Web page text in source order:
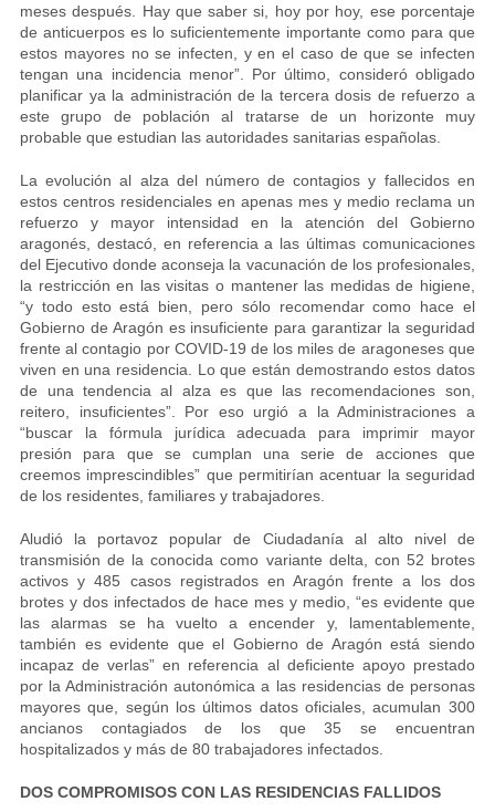
meses después. Hay que saber si, hoy por hoy, ese porcentaje
de anticuerpos es lo suficientemente importante como para que
estos mayores no se infecten, y en el caso de que se infecten
tengan una incidencia menor”. Por último, consideró obligado
planificar ya la administración de la tercera dosis de refuerzo a
este grupo de población al tratarse de un horizonte muy
probable que estudian las autoridades sanitarias españolas.
La evolución al alza del número de contagios y fallecidos en
estos centros residenciales en apenas mes y medio reclama un
refuerzo y mayor intensidad en la atención del Gobierno
aragonés, destacó, en referencia a las últimas comunicaciones
del Ejecutivo donde aconseja la vacunación de los profesionales,
la restricción en las visitas o mantener las medidas de higiene,
“y todo esto está bien, pero sólo recomendar como hace el
Gobierno de Aragón es insuficiente para garantizar la seguridad
frente al contagio por COVID-19 de los miles de aragoneses que
viven en una residencia. Lo que están demostrando estos datos
de una tendencia al alza es que las recomendaciones son,
reitero, insuficientes”. Por eso urgió a la Administraciones a
“buscar la fórmula jurídica adecuada para imprimir mayor
presión para que se cumplan una serie de acciones que
creemos imprescindibles” que permitirían acentuar la seguridad
de los residentes, familiares y trabajadores.
Aludió la portavoz popular de Ciudadanía al alto nivel de
transmisión de la conocida como variante delta, con 52 brotes
activos y 485 casos registrados en Aragón frente a los dos
brotes y dos infectados de hace mes y medio, “es evidente que
las alarmas se ha vuelto a encender y, lamentablemente,
también es evidente que el Gobierno de Aragón está siendo
incapaz de verlas” en referencia al deficiente apoyo prestado
por la Administración autonómica a las residencias de personas
mayores que, según los últimos datos oficiales, acumulan 300
ancianos contagiados de los que 35 se encuentran
hospitalizados y más de 80 trabajadores infectados.
DOS COMPROMISOS CON LAS RESIDENCIAS FALLIDOS